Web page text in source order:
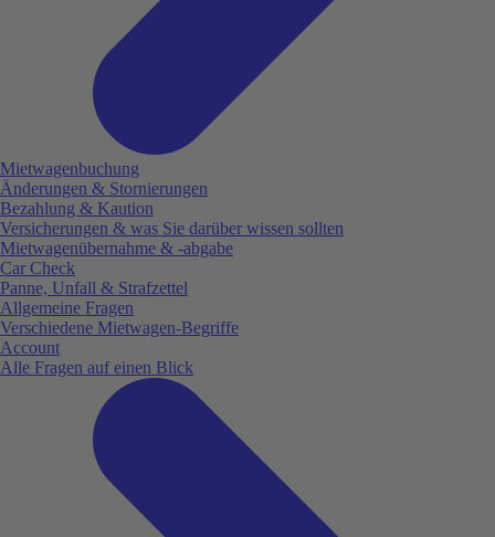
Mietwagenbuchung
Änderungen & Stornierungen
Bezahlung & Kaution
Versicherungen & was Sie darüber wissen sollten
Mietwagenübernahme & -abgabe
Car Check
Panne, Unfall & Strafzettel
Allgemeine Fragen
Verschiedene Mietwagen-Begriffe
Account
Alle Fragen auf einen Blick